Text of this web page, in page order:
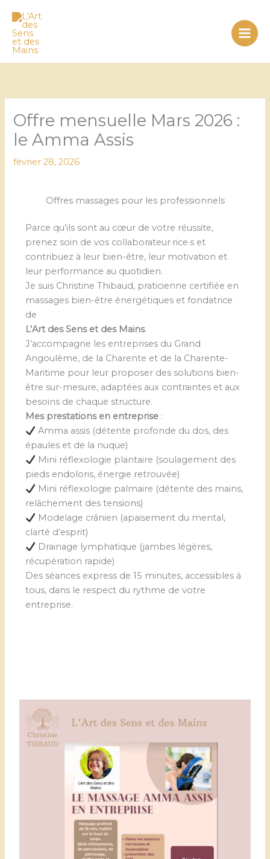
contenu
Offre mensuelle Mars 2026 :
le Amma Assis
février 28, 2026
Offres massages pour les professionnels
Parce qu’ils sont au cœur de votre réussite,
prenez soin de vos collaborateur·rice·s et
contribuez à leur bien-être, leur motivation et
leur performance au quotidien.
Je suis Christine Thibaud, praticienne certifiée en
massages bien-être énergétiques et fondatrice
de
L’Art des Sens et des Mains.
J’accompagne les entreprises du Grand
Angoulême, de la Charente et de la Charente-
Maritime pour leur proposer des solutions bien-
être sur-mesure, adaptées aux contraintes et aux
besoins de chaque structure.
Mes prestations en entreprise :
Amma assis (détente profonde du dos, des
épaules et de la nuque)
Mini réflexologie plantaire (soulagement des
pieds endoloris, énergie retrouvée)
Mini réflexologie palmaire (détente des mains,
relâchement des tensions)
Modelage crânien (apaisement du mental,
clarté d’esprit)
Drainage lymphatique (jambes légères,
récupération rapide)
Des séances express de 15 minutes, accessibles à
tous, dans le respect du rythme de votre
entreprise.